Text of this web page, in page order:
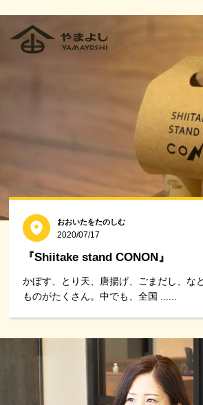
おおいたをたのしむ
2020/07/17
『Shiitake stand CONON』
かぼす、とり天、唐揚げ、ごまだし、な
ものがたくさん。︎中でも、全国 ......